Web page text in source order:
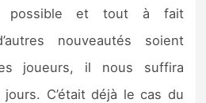
possible et tout à fait
nouveautés soient
joueurs, il nous suffira
jours. C’était déjà le cas du